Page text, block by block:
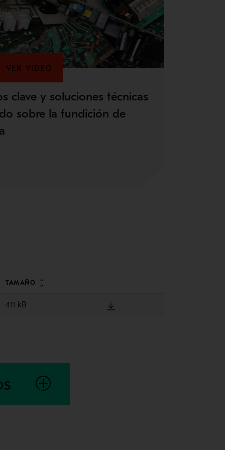
VER VIDEO
clave y soluciones técnicas
sobre la fundición de
TAMAÑO
411 kB